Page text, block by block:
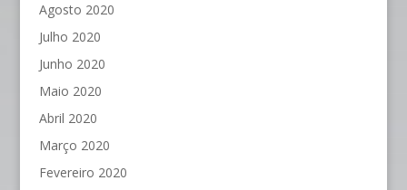
Agosto 2020
Julho 2020
Junho 2020
Maio 2020
Abril 2020
Março 2020
Fevereiro 2020